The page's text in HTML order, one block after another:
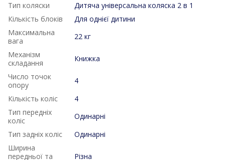
Тип коляски
Дитяча універсальна коляска 2 в 1
Кількість блоків
Для однієї дитини
Максимальна
вага
22 кг
Механізм
складання
Книжка
Число точок
опору
4
Кількість коліс
4
Тип передніх
коліс
Одинарні
Тип задніх коліс
Одинарні
Ширина
передньої та
Різна